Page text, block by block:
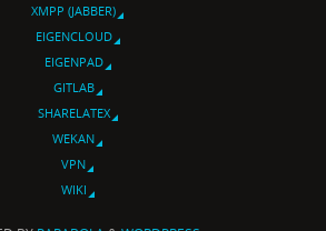
XMPP (JABBER)
EIGENCLOUD
EIGENPAD
GITLAB
SHARELATEX
WEKAN
VPN
WIKI